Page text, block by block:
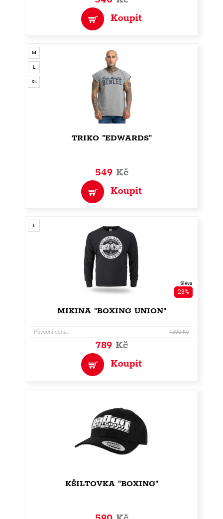
Koupit
M
L
XL
TRIKO "EDWARDS"
549 Kč
Koupit
L
Sleva
28%
MIKINA "BOXING UNION"
Původní cena: 1090 Kč
789 Kč
Koupit
KŠILTOVKA "BOXING"